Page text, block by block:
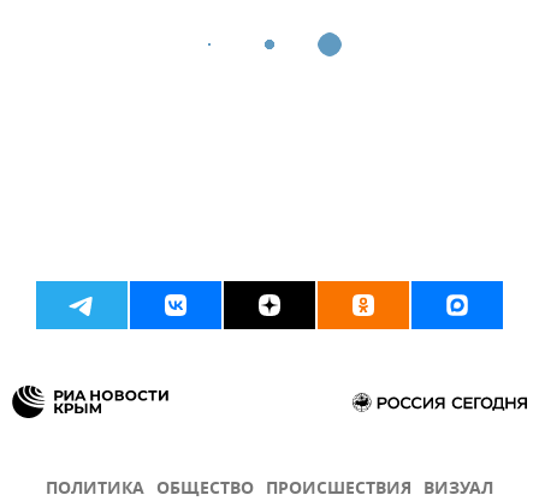
ПОЛИТИКА ОБЩЕСТВО ПРОИСШЕСТВИЯ ВИЗУАЛ